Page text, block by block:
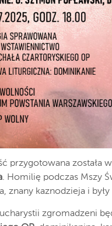
przygotowana została
. Homilię podczas Mszy
znany kaznodzieja i
zgromadzeni